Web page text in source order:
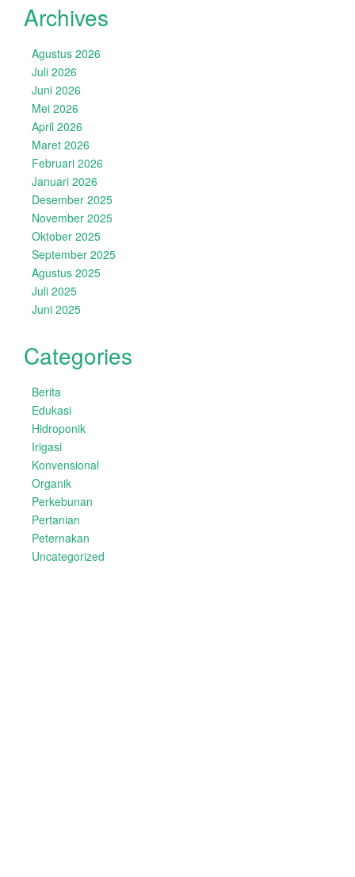
Archives
Agustus 2026
Juli 2026
Juni 2026
Mei 2026
April 2026
Maret 2026
Februari 2026
Januari 2026
Desember 2025
November 2025
Oktober 2025
September 2025
Agustus 2025
Juli 2025
Juni 2025
Categories
Berita
Edukasi
Hidroponik
Irigasi
Konvensional
Organik
Perkebunan
Pertanian
Peternakan
Uncategorized